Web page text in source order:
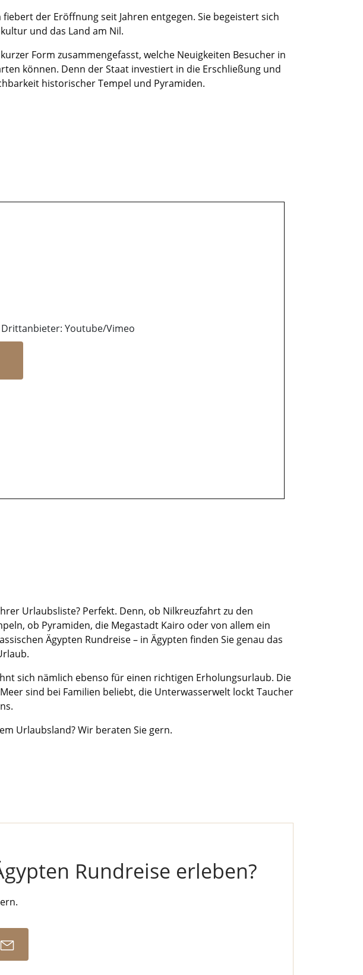
der Eröffnung seit Jahren entgegen. Sie begeistert sich
und das Land am Nil.
Form zusammengefasst, welche Neuigkeiten Besucher in
können. Denn der Staat investiert in die Erschließung und
historischer Tempel und Pyramiden.
Youtube/Vimeo
Urlaubsliste? Perfekt. Denn, ob Nilkreuzfahrt zu den
ob Pyramiden, die Megastadt Kairo oder von allem ein
Ägypten Rundreise – in Ägypten finden Sie genau das
sich nämlich ebenso für einen richtigen Erholungsurlaub. Die
sind bei Familien beliebt, die Unterwasserwelt lockt Taucher
Urlaubsland? Wir beraten Sie gern.
Rundreise erleben?